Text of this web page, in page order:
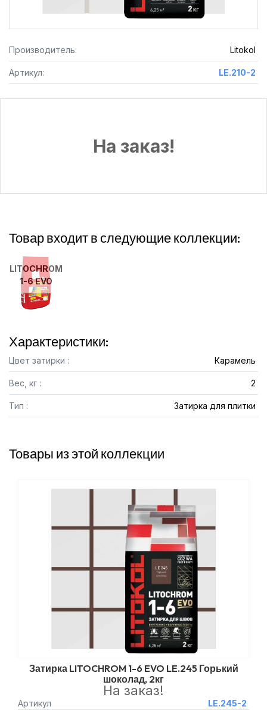
Производитель: Litokol
Артикул: LE.210-2
На заказ!
Товар входит в следующие коллекции:
LITOCHROM
1-6 EVO
Характеристики:
Цвет затирки : Карамель
Вес, кг : 2
Тип : Затирка для плитки
Товары из этой коллекции
Затирка LITOCHROM 1-6 EVO LE.245 Горький
шоколад, 2кг
Артикул LE.245-2
На заказ!